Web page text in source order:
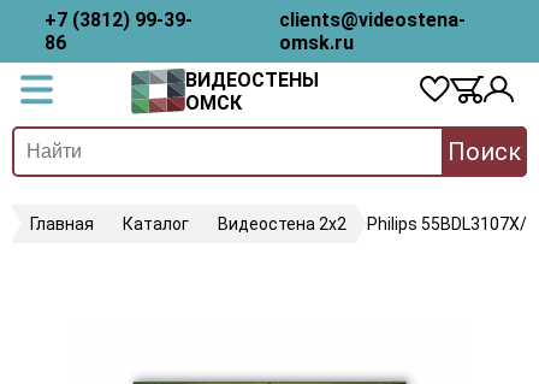
+7 (3812) 99-39-
86
clients@videostena-
omsk.ru
ВИДЕОСТЕНЫ
ОМСК
Поиск
Главная Каталог Видеостена 2x2 Philips 55BDL3107X/